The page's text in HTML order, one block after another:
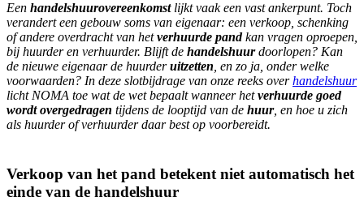
Een handelshuurovereenkomstlijkt vaak een vast ankerpunt. Toch
verandert een gebouw soms van eigenaar: een verkoop, schenking
of andere overdracht van hetverhuurde pandkan vragen oproepen,
bij huurder en verhuurder. Blijft de handelshuurdoorlopen? Kan
de nieuwe eigenaar de huurderuitzetten , en zo ja, onder welke
voorwaarden? In deze slotbijdrage van onze reeks overhandelshuur
licht NOMA toe wat de wet bepaalt wanneer hetverhuurde goed
wordt overgedragen tijdens de looptijd van de huur, en hoe u zich
als huurder of verhuurder daar best op voorbereidt.
Verkoop van het pand betekent niet automatisch het
einde van de handelshuur